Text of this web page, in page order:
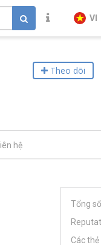
VI
Theo dõi
Liên hệ
Tổng
Các